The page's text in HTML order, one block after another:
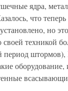
ядра,
что
но
техникой
период